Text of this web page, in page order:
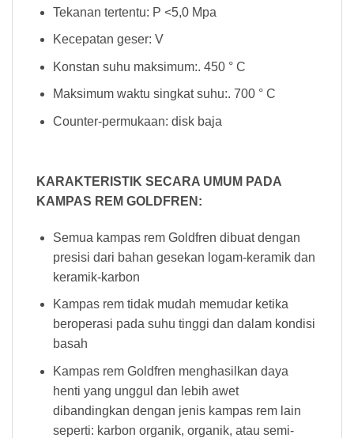
Tekanan tertentu: P <5,0 Mpa
Kecepatan geser: V
Konstan suhu maksimum:. 450 ° C
Maksimum waktu singkat suhu:. 700 ° C
Counter-permukaan: disk baja
KARAKTERISTIK SECARA UMUM PADA
KAMPAS REM GOLDFREN:
Semua kampas rem Goldfren dibuat dengan
presisi dari bahan gesekan logam-keramik dan
keramik-karbon
Kampas rem tidak mudah memudar ketika
beroperasi pada suhu tinggi dan dalam kondisi
basah
Kampas rem Goldfren menghasilkan daya
henti yang unggul dan lebih awet
dibandingkan dengan jenis kampas rem lain
seperti: karbon organik, organik, atau semi-